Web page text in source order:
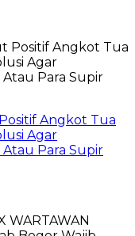
Angkot Tua
Agar
Para Supir